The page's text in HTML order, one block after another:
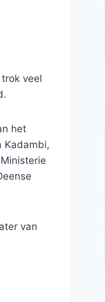
veel
het
Kadambi,
van